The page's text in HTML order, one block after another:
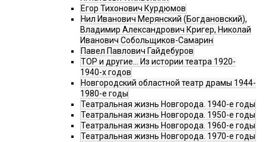
Егор Тихонович Курдюмов
Нил Иванович Мерянский (Богдановский),
Владимир Александрович Кригер, Николай
Иванович Собольщиков-Самарин
Павел Павлович Гайдебуров
ТОР и другие… Из истории театра 1920-
1940-х годов
Новгородский областной театр драмы 1944-
1980-е годы
Театральная жизнь Новгорода. 1940-е годы
Театральная жизнь Новгорода. 1950-е годы
Театральная жизнь Новгорода. 1960-е годы
Театральная жизнь Новгорода. 1970-е годы